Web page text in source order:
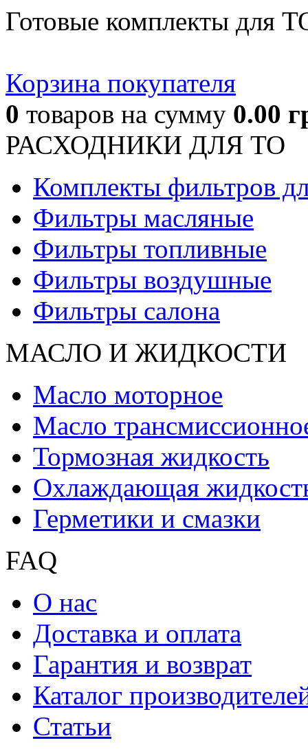
Готовые комплекты для
Корзина покупателя
0 товаров на сумму 0.00
РАСХОДНИКИ ДЛЯ ТО
Комплекты фильтров
Фильтры масляные
Фильтры топливные
Фильтры воздушные
Фильтры салона
МАСЛО И ЖИДКОCТИ
Масло моторное
Масло
Тормозная жидкость
Охлаждающая
Герметики и смазки
FAQ
О нас
Доставка и оплата
Гарантия и возврат
Каталог
Статьи